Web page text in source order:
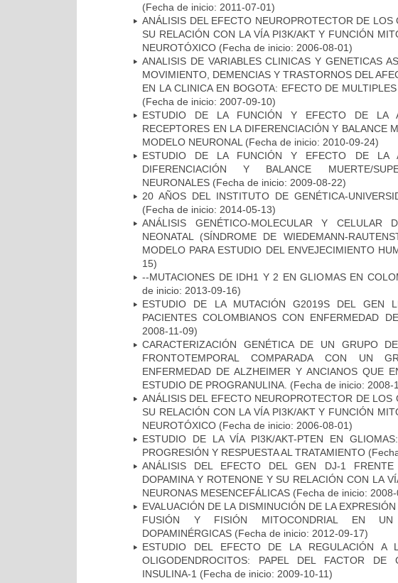
(Fecha de inicio: 2011-07-01)
ANÁLISIS DEL EFECTO NEUROPROTECTOR DE
SU RELACIÓN CON LA VÍA PI3K/AKT Y FUNCIÓN
NEUROTÓXICO (Fecha de inicio: 2006-08-01)
ANALISIS DE VARIABLES CLINICAS Y GENETICAS
MOVIMIENTO, DEMENCIAS Y TRASTORNOS DEL
EN LA CLINICA EN BOGOTA: EFECTO DE
(Fecha de inicio: 2007-09-10)
ESTUDIO DE LA FUNCIÓN Y EFECTO DE LA
RECEPTORES EN LA DIFERENCIACIÓN Y BALANCE
MODELO NEURONAL (Fecha de inicio: 2010-09-24)
ESTUDIO DE LA FUNCIÓN Y EFECTO DE LA
DIFERENCIACIÓN Y BALANCE MUERTE/
NEURONALES (Fecha de inicio: 2009-08-22)
20 AÑOS DEL INSTITUTO DE GENÉTICA-
(Fecha de inicio: 2014-05-13)
ANÁLISIS GENÉTICO-MOLECULAR Y CELULAR
NEONATAL (SÍNDROME DE WIEDEMANN-
MODELO PARA ESTUDIO DEL ENVEJECIMIENTO
15)
--MUTACIONES DE IDH1 Y 2 EN GLIOMAS EN
de inicio: 2013-09-16)
ESTUDIO DE LA MUTACIÓN G2019S DEL GEN
PACIENTES COLOMBIANOS CON ENFERMEDAD
2008-11-09)
CARACTERIZACIÓN GENÉTICA DE UN GRUPO
FRONTOTEMPORAL COMPARADA CON UN
ENFERMEDAD DE ALZHEIMER Y ANCIANOS QUE
ESTUDIO DE PROGRANULINA. (Fecha de inicio: 2008-
ANÁLISIS DEL EFECTO NEUROPROTECTOR DE LOS
SU RELACIÓN CON LA VÍA PI3K/AKT Y FUNCIÓN
NEUROTÓXICO (Fecha de inicio: 2006-08-01)
ESTUDIO DE LA VÍA PI3K/AKT-PTEN EN
PROGRESIÓN Y RESPUESTA AL TRATAMIENTO
ANÁLISIS DEL EFECTO DEL GEN DJ-1 FRENTE
DOPAMINA Y ROTENONE Y SU RELACIÓN CON LA
NEURONAS MESENCEFÁLICAS (Fecha de inicio:
EVALUACIÓN DE LA DISMINUCIÓN DE LA
FUSIÓN Y FISIÓN MITOCONDRIAL EN UN
DOPAMINÉRGICAS (Fecha de inicio: 2012-09-17)
ESTUDIO DEL EFECTO DE LA REGULACIÓN A
OLIGODENDROCITOS: PAPEL DEL FACTOR DE
INSULINA-1 (Fecha de inicio: 2009-10-11)